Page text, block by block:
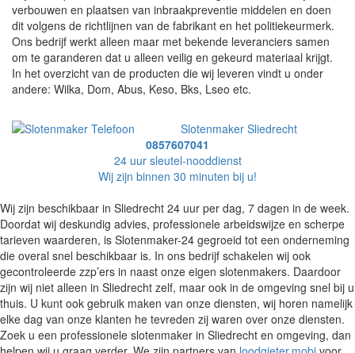
verbouwen en plaatsen van inbraakpreventie middelen en doen
dit volgens de richtlijnen van de fabrikant en het politiekeurmerk.
Ons bedrijf werkt alleen maar met bekende leveranciers samen
om te garanderen dat u alleen veilig en gekeurd materiaal krijgt.
In het overzicht van de producten die wij leveren vindt u onder
andere: Wilka, Dom, Abus, Keso, Bks, Lseo etc.
Slotenmaker Sliedrecht
0857607041
24 uur sleutel-nooddienst
Wij zijn binnen 30 minuten bij u!
Wij zijn beschikbaar in Sliedrecht 24 uur per dag, 7 dagen in de week.
Doordat wij deskundig advies, professionele arbeidswijze en scherpe
tarieven waarderen, is Slotenmaker-24 gegroeid tot een onderneming
die overal snel beschikbaar is. In ons bedrijf schakelen wij ook
gecontroleerde zzp’ers in naast onze eigen slotenmakers. Daardoor
zijn wij niet alleen in Sliedrecht zelf, maar ook in de omgeving snel bij u
thuis. U kunt ook gebruik maken van onze diensten, wij horen namelijk
elke dag van onze klanten he tevreden zij waren over onze diensten.
Zoek u een professionele slotenmaker in Sliedrecht en omgeving, dan